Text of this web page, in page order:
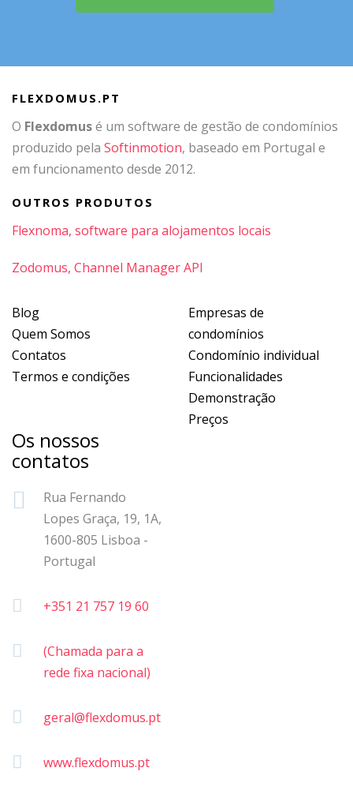
FLEXDOMUS.PT
O Flexdomusé um software de gestão de condomínios
produzido pela Softinmotion, baseado em Portugal e
em funcionamento desde 2012.
OUTROS PRODUTOS
Flexnoma, software para alojamentos locais
Zodomus, Channel Manager API
Blog
Quem Somos
Contatos
Termos e condições
Empresas de
condomínios
Condomínio individual
Funcionalidades
Demonstração
Preços
Os nossos
contatos
Rua Fernando
Lopes Graça, 19, 1A,
1600-805 Lisboa -
Portugal
+351 21 757 19 60
(Chamada para a
rede fixa nacional)
geral@flexdomus.pt
www.flexdomus.pt